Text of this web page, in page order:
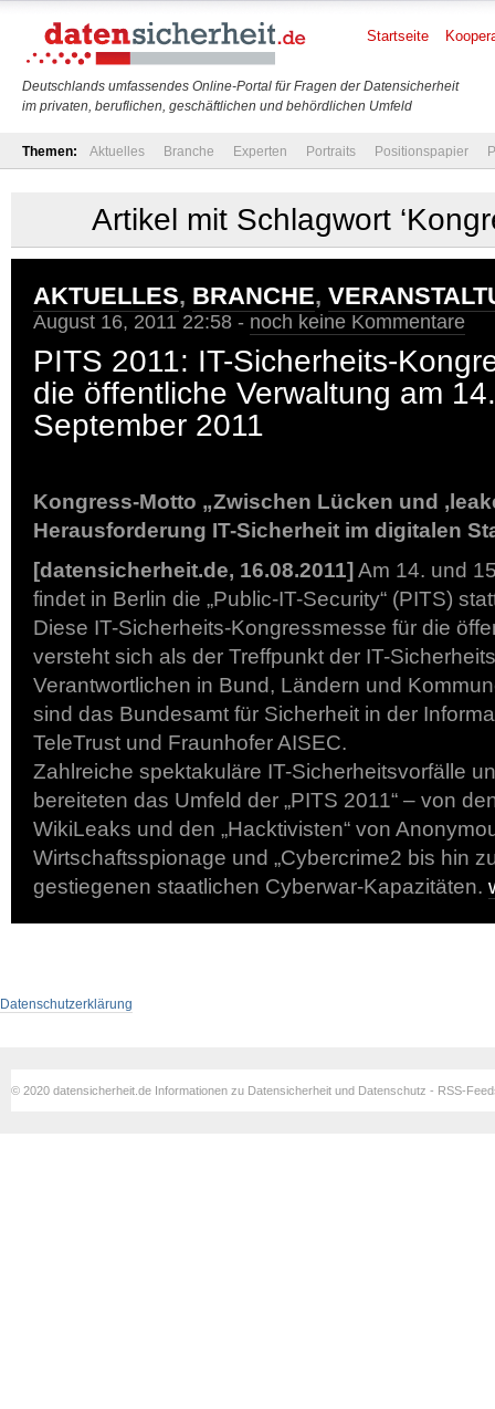
Deutschlands umfassendes Online-Portal für Fragen der Datensicherheit
im privaten, beruflichen, geschäftlichen und behördlichen Umfeld
Startseite
Themen: Aktuelles Branche Experten Portraits Positionspapier
Artikel mit Schlagwort
AKTUELLES, BRANCHE,
August 16, 2011 22:58 - noch keine Kommentare
PITS 2011: IT-Sicherheits-
die öffentliche Verwaltung am
September 2011
Kongress-Motto „Zwischen Lücken und
Herausforderung IT-Sicherheit im digitalen
[datensicherheit.de, 16.08.2011] Am 14. und
findet in Berlin die „Public-IT-Security“ (PITS)
Diese IT-Sicherheits-Kongressmesse für die
versteht sich als der Treffpunkt der IT-
Verantwortlichen in Bund, Ländern und
sind das Bundesamt für Sicherheit in der
TeleTrust und Fraunhofer AISEC.
Zahlreiche spektakuläre IT-Sicherheitsvorfälle
bereiteten das Umfeld der „PITS 2011“ – von
WikiLeaks und den „Hacktivisten“ von
Wirtschaftsspionage und „Cybercrime2 bis hin
gestiegenen staatlichen Cyberwar-Kapazitäten.
Datenschutzerklärung
© 2020 datensicherheit.de Informationen zu Datensicherheit und Datenschutz - RSS-